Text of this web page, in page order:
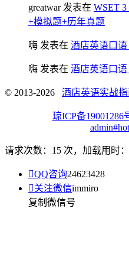
greatwar发表在 WSET
+模拟题+历年真题
嗨 发表在 酒店英语口语
嗨 发表在 酒店英语口语
© 2013-2026 酒店英语实战
琼ICP备19001286
请求次数：15 次，加载用时
QQ咨询24623428
关注微信immiro
复制微信号